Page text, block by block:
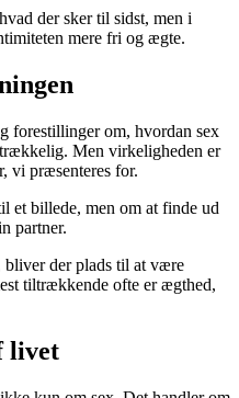
der sker til sidst, men i
mere fri og ægte.
forestillinger om, hvordan sex
Men virkeligheden er
vi præsenteres for.
et billede, men om at finde ud
partner.
bliver der plads til at være
tiltrækkende ofte er ægthed,
livet